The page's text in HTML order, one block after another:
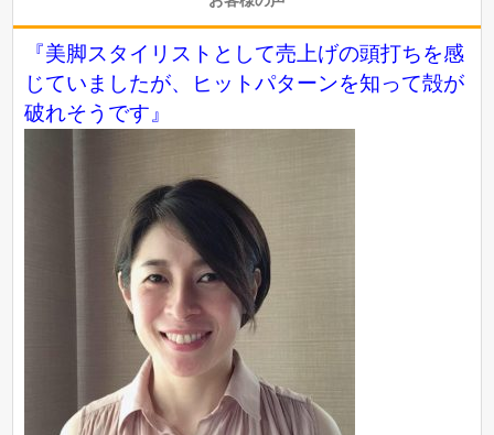
『美脚スタイリストとして売上げの頭打ちを感
じていましたが、ヒットパターンを知って殻が
破れそうです』